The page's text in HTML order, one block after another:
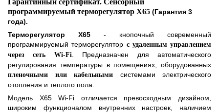
программируемый терморегулятор X65 (Гарантия 3
года).
Терморегулятор X65 - кнопочный современный
программируемый терморегулятор c удаленным управлением
через сеть Wi-Fi . Предназначен для автоматического
регулирования температуры в помещениях, оборудованных
пленочными или кабельными системами электрического
отопления и теплого пола.
Модель X65Wi-Fi отличается превосходным дизайном,
широким функционалом внутренних настроек, наличием